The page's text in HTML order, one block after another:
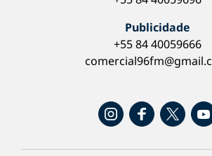
Publicidade
+55 84 40059666